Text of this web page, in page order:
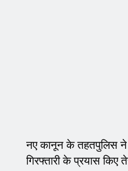
नए कानून के तहतपुलिस ने
गिरफ्तारी के प्रयास किए